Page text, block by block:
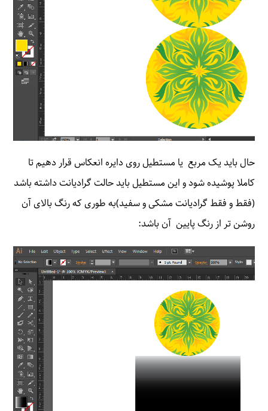
حال باید یک مربع یا مستطیل روی دایره انعکاس قرار دهیم تا
کاملا پوشیده شود و این مستطیل باید حالت گرادیانت داشته باشد
(فقط و فقط گرادیانت مشکی و سفید)به طوری که رنگ بالای آن
روشن تر از رنگ پایین آن باشد: